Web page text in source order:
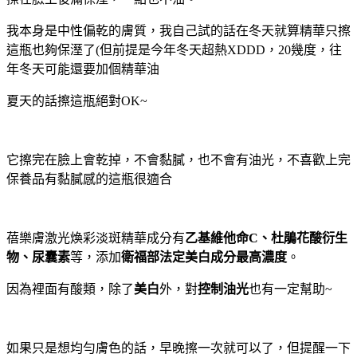
我本身是中性偏乾的膚質，我自己試的話在冬天就算精華只擦
這瓶也夠保溼了(但前提是今年冬天超熱XDDD ， 20幾度，往
年冬天可能還要加個精華油
夏天的話擦這瓶絕對OK~
它擦完在臉上會乾掉，不會黏膩，也不會有油光，不喜歡上完
保養品有黏膩感的這瓶很適合
蓓樂膚激光煥彩淡斑精華成分有乙基維他命C 、杜鵑花酸衍生
物、尿囊素等， 添加衛福部法定美白成分最高濃度 。
因為裡面有酸類，除了美白外，對控制油光也有一定幫助~
如果只是想均勻膚色的話，早晚擦一次就可以了，但提醒一下